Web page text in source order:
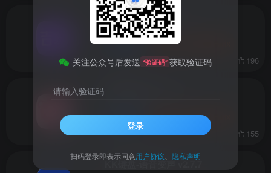
吉真紫微斗数 v1.4.9
iOS应用 应用
23天前 196
iOS应用 应用 QuantumultX
23天前 155
KK键盘-语音变声 v2.7.7
关注公众号后发送 “验证码” 获取验证码
请输入验证码
登录
扫码登录即表示同意用户协议 隐私声明